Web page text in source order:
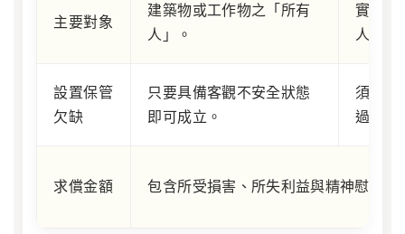
主要對象
建築物或工作物之「所有
人」。
實際發
人」。
設置保管
欠缺
只要具備客觀不安全狀態
即可成立。
須證明
過失。
求償金額 包含所受損害、所失利益與精神慰撫金